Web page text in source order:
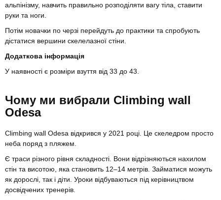
альпінізму, навчить правильно розподіляти вагу тіла, ставити
руки та ноги.
Потім новачки по черзі перейдуть до практики та спробують
дістатися вершини скелелазної стіни.
Додаткова інформація
У наявності є розміри взуття від 33 до 43.
Чому ми вибрали Climbing wall
Odesa
Climbing wall Odesa відкрився у 2021 році. Це скеледром просто
неба поряд з пляжем.
Є траси різного рівня складності. Вони відрізняються нахилом
стін та висотою, яка становить 12–14 метрів. Займатися можуть
як дорослі, так і діти. Уроки відбуваються під керівництвом
досвідчених тренерів.